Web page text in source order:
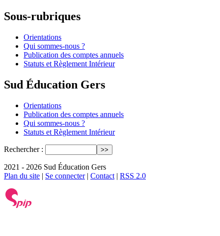
Sous-rubriques
Orientations
Qui sommes-nous ?
Publication des comptes annuels
Statuts et Règlement Intérieur
Sud Éducation Gers
Orientations
Publication des comptes annuels
Qui sommes-nous ?
Statuts et Règlement Intérieur
Rechercher :
2021 - 2026 Sud Éducation Gers
Plan du site | Se connecter| Contact | RSS 2.0